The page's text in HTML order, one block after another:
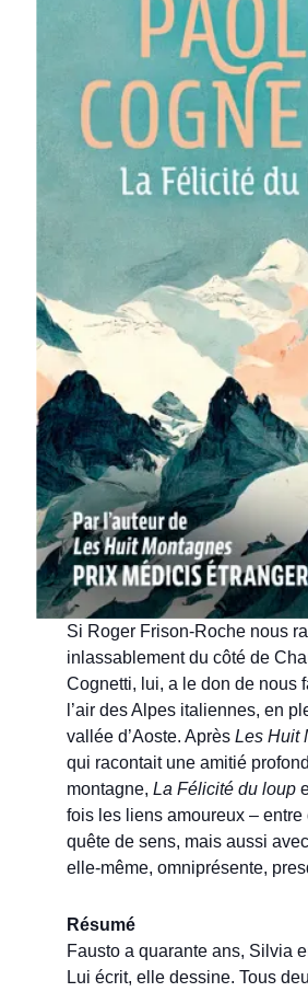
Si Roger Frison-Roche nous
inlassablement du côté de
Cognetti, lui, a le don de nous
l’air des Alpes italiennes, en
vallée d’Aoste. AprèsLes Huit
qui racontait une amitié
montagne,La Félicité du loup
fois les liens amoureux – entre
quête de sens, mais aussi
elle-même, omniprésente,
Résumé
Fausto a quarante ans, Silvia
Lui écrit, elle dessine. Tous